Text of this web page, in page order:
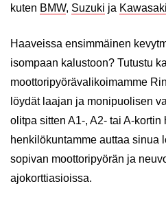
kuten BMW, Suzuki ja Kawasaki
Haaveissa ensimmäinen
isompaan kalustoon? Tutustu
moottoripyörävalikoimamme
löydät laajan ja monipuolisen
olitpa sitten A1-, A2- tai A-
henkilökuntamme auttaa sinua
sopivan moottoripyörän ja
ajokorttiasioissa.